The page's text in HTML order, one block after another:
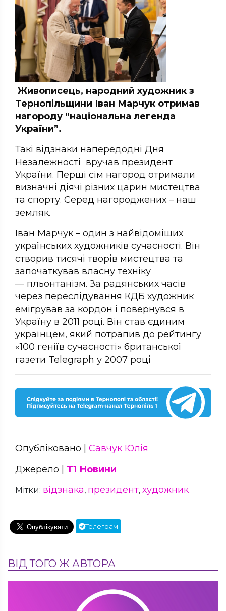
Живописець, народний художник з
Тернопільщини Іван Марчук отримав
нагороду “національна легенда
України”.
Такі відзнаки напередодні Дня
Незалежності вручав президент
України. Перші сім нагород отримали
визначні діячі різних царин мистецтва
та спорту. Серед нагороджених – наш
земляк.
Іван Марчук – один з найвідоміших
українських художників сучасності. Він
створив тисячі творів мистецтва та
започаткував власну техніку
— пльонтанізм. За радянських часів
через переслідування КДБ художник
емігрував за кордон і повернувся в
Україну в 2011 році. Він став єдиним
українцем, який потрапив до рейтингу
«100 геніїв сучасності» британської
газети Telegraph у 2007 році
Опубліковано | Савчук Юлія
Джерело | Т1 Новини
Мітки: відзнака, президент, художник
Телеграм
ВІД ТОГО Ж АВТОРА